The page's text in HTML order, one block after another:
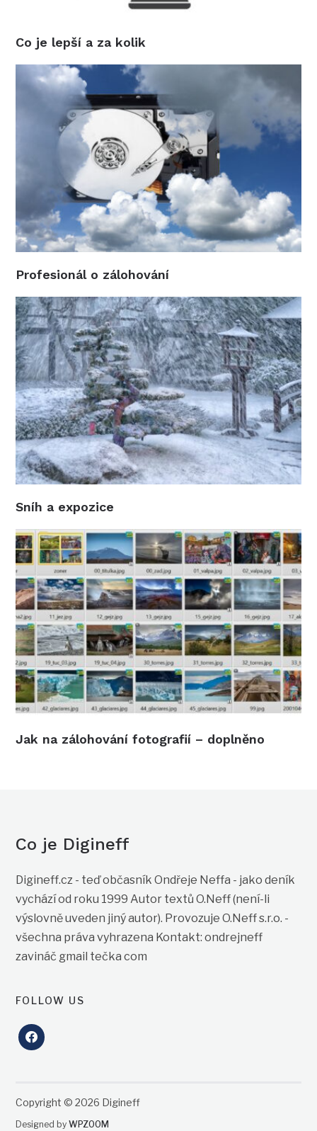
Co je lepší a za kolik
Profesionál o zálohování
Sníh a expozice
Jak na zálohování fotografií – doplněno
Co je Digineff
Digineff.cz - teď občasník Ondřeje Neffa - jako deník
vychází od roku 1999 Autor textů O.Neff (není-li
výslovně uveden jiný autor). Provozuje O.Neff s.r.o. -
všechna práva vyhrazena Kontakt: ondrejneff
zavináč gmail tečka com
FOLLOW US
facebook
Copyright © 2026 Digineff
Designed byWPZOOM